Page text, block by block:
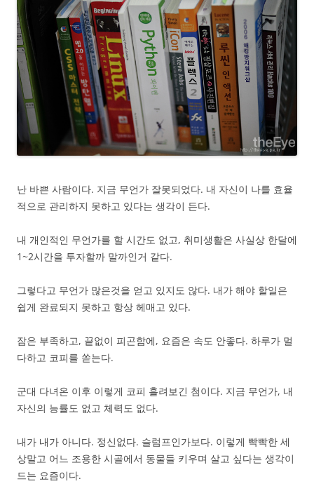
난 바쁜 사람이다. 지금 무언가 잘못되었다. 내 자신이 나를 효율
적으로 관리하지 못하고 있다는 생각이 든다.
내 개인적인 무언가를 할 시간도 없고, 취미생활은 사실상 한달에
1~2시간을 투자할까 말까인거 같다.
그렇다고 무언가 많은것을 얻고 있지도 않다. 내가 해야 할일은
쉽게 완료되지 못하고 항상 헤매고 있다.
잠은 부족하고, 끝없이 피곤함에, 요즘은 속도 안좋다. 하루가 멀
다하고 코피를 쏟는다.
군대 다녀온 이후 이렇게 코피 흘려보긴 첨이다. 지금 무언가, 내
자신의 능률도 없고 체력도 없다.
내가 내가 아니다. 정신없다. 슬럼프인가보다. 이렇게 빡빡한 세
상말고 어느 조용한 시골에서 동물들 키우며 살고 싶다는 생각이
드는 요즘이다.